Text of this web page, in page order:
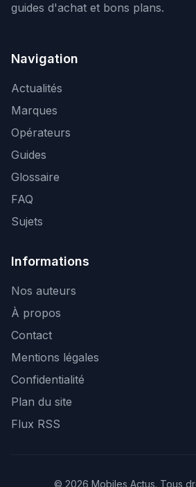
guides d'achat et bons plans.
Navigation
Actualités
Marques
Opérateurs
Guides
Glossaire
FAQ
Sujets
Informations
Nos auteurs
À propos
Contact
Mentions légales
Confidentialité
Plan du site
Flux RSS
© 2026 Mobiles Actus. Tous